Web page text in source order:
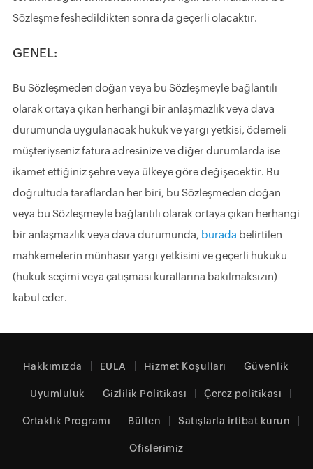
Sözleşme feshedildikten sonra da geçerli olacaktır.
GENEL:
Bu Sözleşmeden doğan veya bu Sözleşmeyle bağlantılı
olarak ortaya çıkan herhangi bir anlaşmazlık veya dava
durumunda uygulanacak hukuk ve yargı yetkisi, ödemeli
müşteriyseniz fatura adresinize ve diğer durumlarda ise
ikamet ettiğiniz şehre veya ülkeye göre değişecektir. Bu
doğrultuda taraflardan her biri, bu Sözleşmeden doğan
veya bu Sözleşmeyle bağlantılı olarak ortaya çıkan herhangi
bir anlaşmazlık veya dava durumunda, burada belirtilen
mahkemelerin münhasır yargı yetkisini ve geçerli hukuku
(hukuk seçimi veya çatışması kurallarına bakılmaksızın)
kabul eder.
Hakkımızda EULA Hizmet Koşulları Güvenlik
Uyumluluk Gizlilik Politikası Çerez politikası
Ortaklık Programı Bülten Satışlarla irtibat kurun
Ofislerimiz